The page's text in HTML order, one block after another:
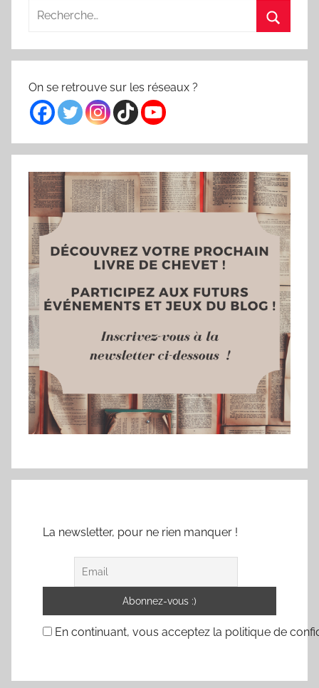
Recherche
:
On se retrouve sur les réseaux ?
La newsletter, pour ne rien manquer !
En continuant, vous acceptez la politique de